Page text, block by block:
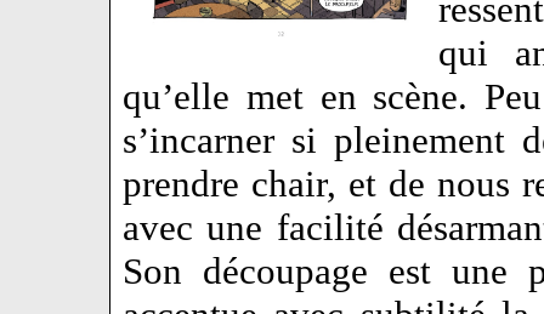
qui
qu’elle met en scène.
s’incarner si pleinement
prendre chair, et de nous
avec une facilité
Son découpage est une